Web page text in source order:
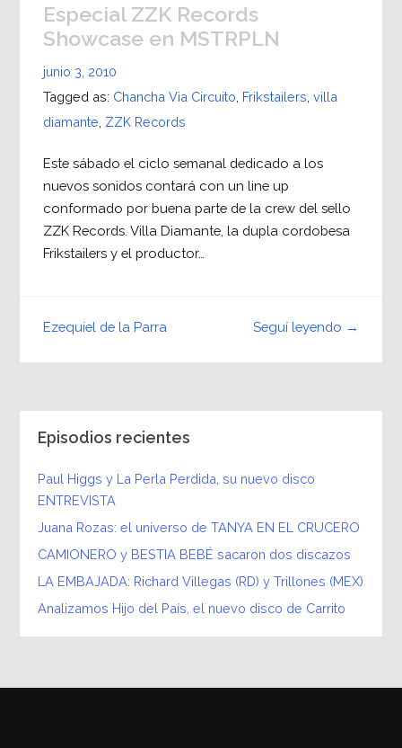
Especial ZZK Records
Showcase en MSTRPLN
junio 3, 2010
Tagged as: Chancha Via Circuito Frikstailers villa
diamante ZZK Records
Este sábado el ciclo semanal dedicado a los
nuevos sonidos contará con un line up
conformado por buena parte de la crew del sello
ZZK Records. Villa Diamante, la dupla cordobesa
Frikstailers y el productor…
Seguí leyendo →
Ezequiel de la Parra
Episodios recientes
Paul Higgs y La Perla Perdida, su nuevo disco
ENTREVISTA
Juana Rozas: el universo de TANYA EN EL CRUCERO
CAMIONERO y BESTIA BEBÉ sacaron dos discazos
LA EMBAJADA: Richard Villegas (RD) y Trillones (MEX)
Analizamos Hijo del País, el nuevo disco de Carrito